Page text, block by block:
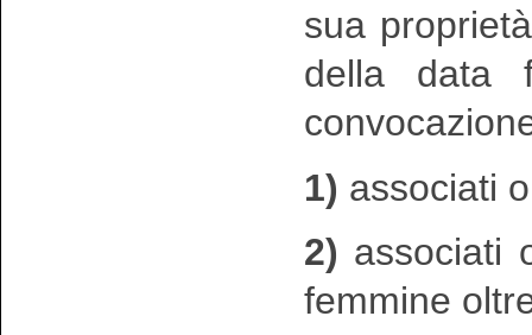
sua
della data
1) associati
2) associati
femmine